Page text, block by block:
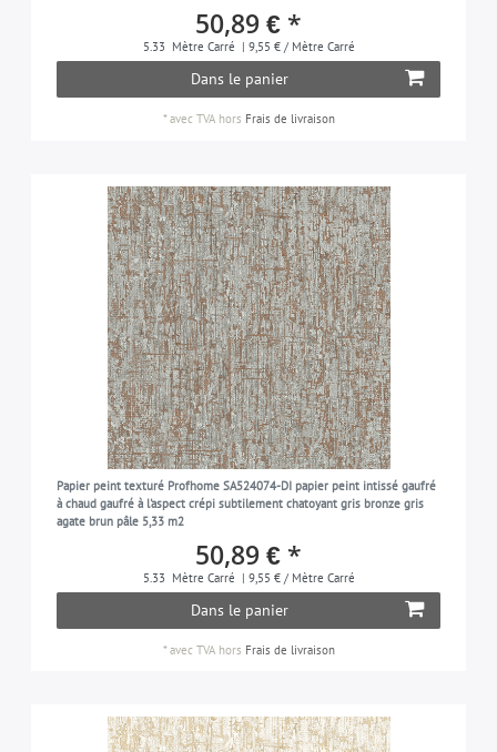
50,89 € *
5.33 Mètre Carré | 9,55 € / Mètre Carré
Dans le panier
*avec TVAhors Frais de livraison
Papier peint texturé Profhome SA524074-DI papier peint intissé gaufré
à chaud gaufré à l'aspect crépi subtilement chatoyant gris bronze gris
agate brun pâle 5,33 m2
50,89 € *
5.33 Mètre Carré | 9,55 € / Mètre Carré
Dans le panier
*avec TVAhors Frais de livraison